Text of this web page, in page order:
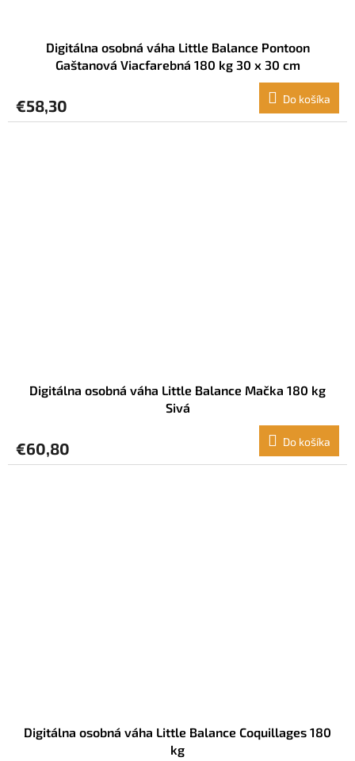
Digitálna osobná váha Little Balance Pontoon
Gaštanová Viacfarebná 180 kg 30 x 30 cm
€58,30 Do košíka
Digitálna osobná váha Little Balance Mačka 180 kg
Sivá
€60,80 Do košíka
Digitálna osobná váha Little Balance Coquillages 180
kg